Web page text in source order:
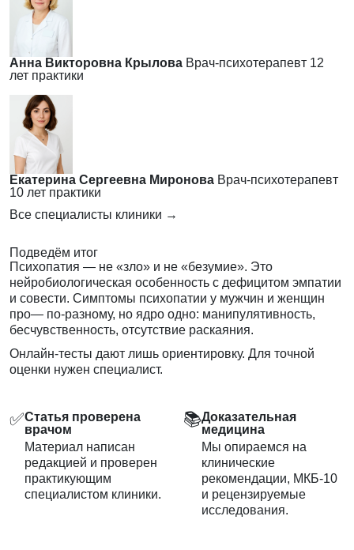
Анна Викторовна Крылова Врач-психотерапевт 12
лет практики
Екатерина Сергеевна Миронова Врач-психотерапевт
10 лет практики
Все специалисты клиники →
Подведём итог
Психопатия — не «зло» и не «безумие». Это
нейробиологическая особенность с дефицитом эмпатии
и совести. Симптомы психопатии у мужчин и женщин
про— по-разному, но ядро одно: манипулятивность,
бесчувственность, отсутствие раскаяния.
Онлайн-тесты дают лишь ориентировку. Для точной
оценки нужен специалист.
✅Статья проверена
врачом
Материал написан
редакцией и проверен
практикующим
специалистом клиники.
📚Доказательная
медицина
Мы опираемся на
клинические
рекомендации, МКБ-10
и рецензируемые
исследования.